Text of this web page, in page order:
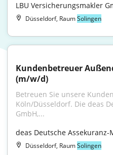
LBU Versicherungsmakler
Düsseldorf, RaumSolingen
Kundenbetreuer
(m/w/d)
Betreuen Sie unsere
Köln/Düsseldorf. Die deas
GmbH,...
deas Deutsche Assekuranz-
Düsseldorf, RaumSolingen